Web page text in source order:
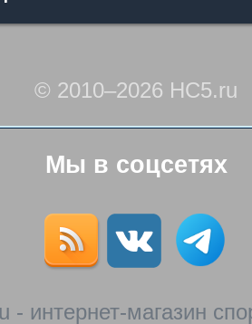
© 2010–2026 HC5.ru
Мы в соцсетях
- интернет-магазин